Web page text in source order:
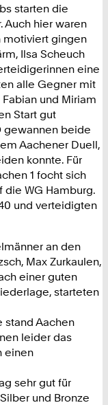
starten die
Auch hier waren
motiviert gingen
Ilsa Scheuch
eine
alle Gegner mit
Fabian und Miriam
Start gut
gewannen beide
Aachener Duell,
konnte. Für
1 focht sich
die WG Hamburg.
und verteidigten
an den
Max Zurkaulen,
einer guten
starteten
stand Aachen
leider das
einen
sehr gut für
und Bronze